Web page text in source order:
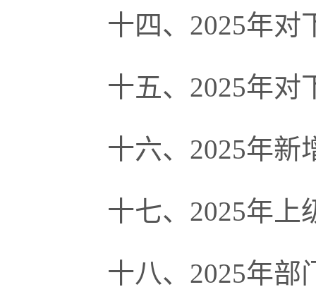
十四、 2025年对
十五、 2025年对
十六、 2025年新
十七、 2025年上
十八、 2025年部